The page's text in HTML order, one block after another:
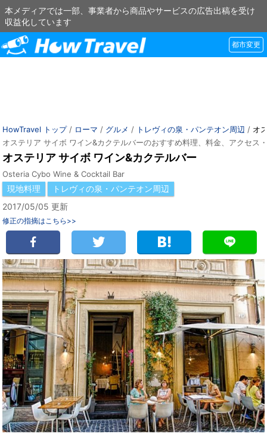
本メディアでは一部、事業者から商品やサービスの広告出稿を受け
収益化しています
都市変更
HowTravel トップ/ ローマ / グルメ / トレヴィの泉・パンテオン周辺 / オ
オステリア サイボ ワイン&カクテルバーのおすすめ料理、料金、アクセス
オステリア サイボ ワイン&カクテルバー
Osteria Cybo Wine & Cocktail Bar
現地料理
トレヴィの泉・パンテオン周辺
2017/05/05 更新
修正の指摘はこちら>>